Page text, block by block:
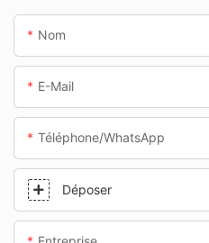
souterrains.
Nom
E-Mail
Téléphone/WhatsApp
Déposer